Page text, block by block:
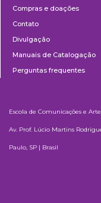
Compras e doações
Contato
Divulgação
Manuais de Catalogação
Perguntas frequentes
Escola de Comunicações e
Av. Prof. Lúcio Martins
Paulo, SP | Brasil